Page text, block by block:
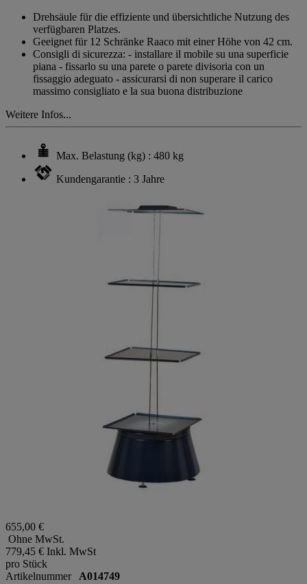
derselben
Seite.
Drehsäule für die effiziente und übersichtliche Nutzung des
verfügbaren Platzes.
Geeignet für 12 Schränke Raaco mit einer Höhe von 42 cm.
Consigli di sicurezza: - installare il mobile su una superficie
piana - fissarlo su una parete o parete divisoria con un
fissaggio adeguato - assicurarsi di non superare il carico
massimo consigliato e la sua buona distribuzione
Weitere Infos...
Max. Belastung (kg) : 480 kg
Kundengarantie : 3 Jahre
655,00 €
Ohne MwSt.
779,45 € Inkl. MwSt
pro Stück
Artikelnummer A014749